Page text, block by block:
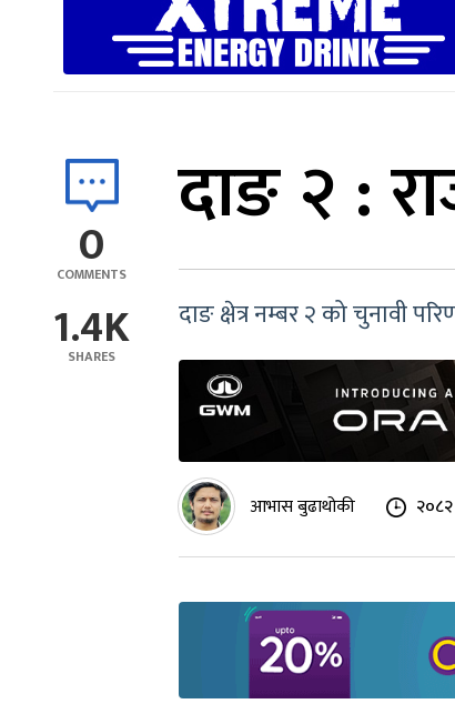
0
COMMENTS
1.4K
SHARES
दाङ २ :
दाङ क्षेत्र नम्बर २ को चुनावी
आभास बुढाथोकी